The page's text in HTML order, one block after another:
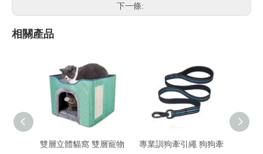
下一條:
相關產品
雙層立體貓窩 雙層寵物
專業訓狗牽引繩 狗狗牽